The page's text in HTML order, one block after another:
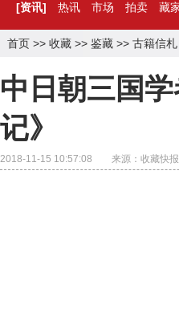
[资讯] 热讯 市场 拍卖 藏
首页 >> 收藏 >> 鉴藏 >> 古籍信札
中日朝三国
记》
2018-11-15 10:57:08 来源：收藏快